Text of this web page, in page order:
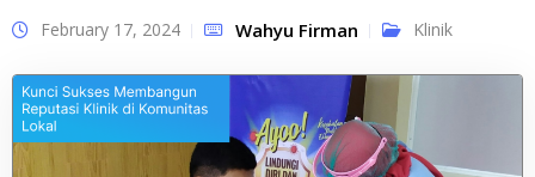
February 17, 2024 Wahyu Firman Klinik